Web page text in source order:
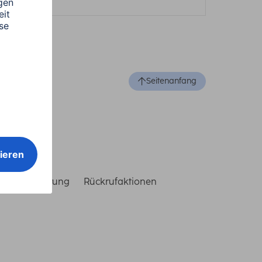
Seitenanfang
Rückrufaktionen